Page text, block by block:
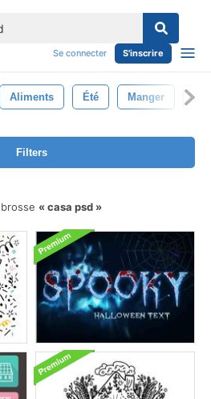
Se connecter S'inscrire
Aliments Été Manger
Filters
casa psd